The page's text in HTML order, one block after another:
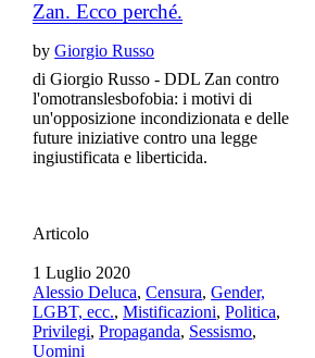
Zan. Ecco perché.
byGiorgio Russo
di Giorgio Russo - DDL Zan contro
l'omotranslesbofobia: i motivi di
un'opposizione incondizionata e delle
future iniziative contro una legge
ingiustificata e liberticida.
Articolo
1 Luglio 2020
Alessio Deluca,Censura,Gender,
LGBT, ecc.,Mistificazioni,Politica,
Privilegi,Propaganda, Sessismo,
Uomini